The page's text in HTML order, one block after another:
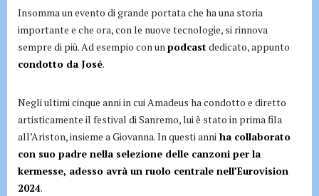
Insomma un evento di grande portata che ha una storia
importante e che ora, con le nuove tecnologie, si rinnova
sempre di più. Ad esempio con unpodcastdedicato, appunto
condotto da José.
Negli ultimi cinque anni in cui Amadeus ha condotto e diretto
artisticamente il festival di Sanremo, lui è stato in prima fila
all’Ariston, insieme a Giovanna. In questi anni ha collaborato
con suo padre nella selezione delle canzoni per la
kermesse, adesso avrà un ruolo centrale nell’Eurovision
2024.